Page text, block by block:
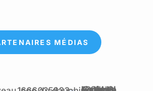
MÉDIAS